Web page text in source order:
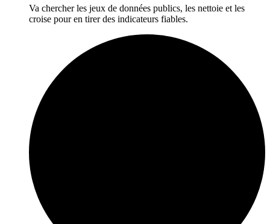
Va chercher les jeux de données publics, les nettoie et les
croise pour en tirer des indicateurs fiables.